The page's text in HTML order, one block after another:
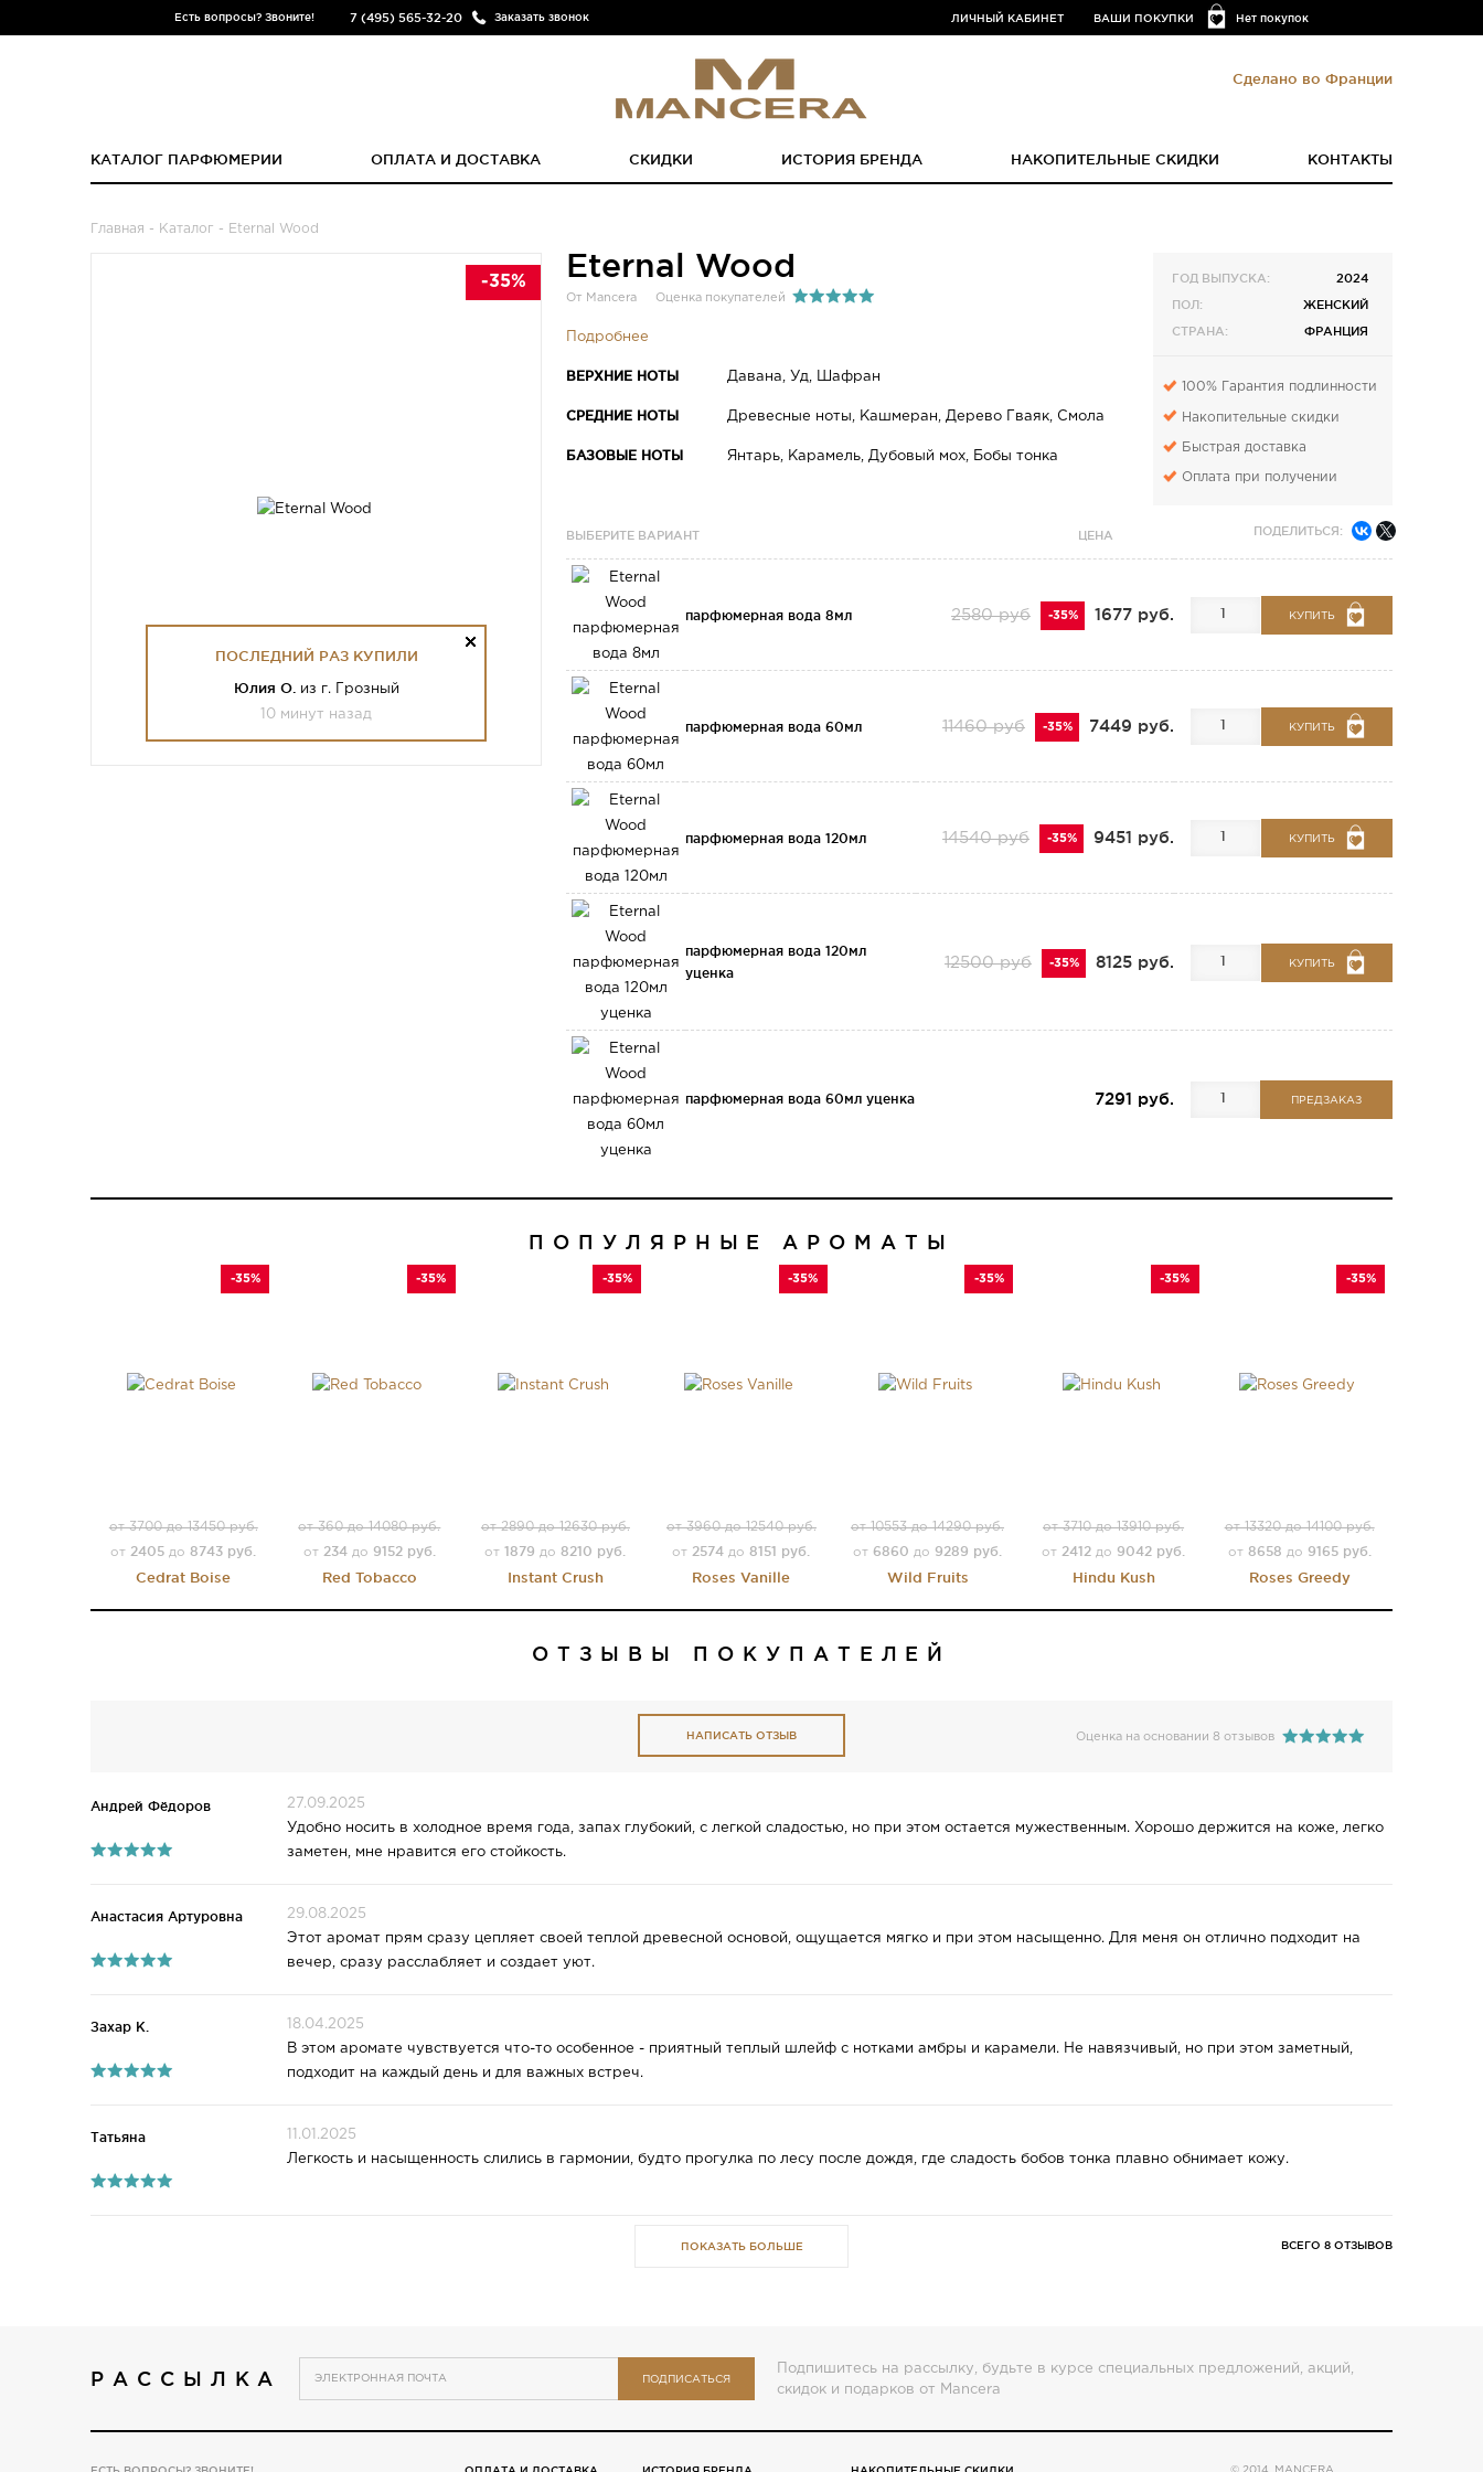
Есть вопросы? Звоните! 7 (495) 565-32-20 Заказать звонок Нет покупок
ЛИЧНЫЙ КАБИНЕТ ВАШИ ПОКУПКИ
Сделано во Франции
КАТАЛОГ ПАРФЮМЕРИИ ОПЛАТА И ДОСТАВКА СКИДКИ ИСТОРИЯ БРЕНДА НАКОПИТЕЛЬНЫЕ СКИДКИ КОНТАКТЫ
Главная - Каталог - Eternal Wood
-35%
ПОСЛЕДНИЙ РАЗ КУПИЛИ
Юлия О. из г. Грозный
10 минут назад
Eternal Wood
От Mancera Оценка покупателей
Подробнее
ВЕРХНИЕ НОТЫ Давана, Уд, Шафран
СРЕДНИЕ НОТЫ Древесные ноты, Кашмеран, Дерево Гваяк, Смола
БАЗОВЫЕ НОТЫ Янтарь, Карамель, Дубовый мох, Бобы тонка
ГОД ВЫПУСКА:
2024
ПОЛ:
ЖЕНСКИЙ
СТРАНА:
ФРАНЦИЯ
100% Гарантия подлинности
Накопительные скидки
Быстрая доставка
Оплата при получении
ВЫБЕРИТЕ ВАРИАНТ ЦЕНА ПОДЕЛИТЬСЯ:
парфюмерная вода 8мл 2580 руб -35% 1677 руб. КУПИТЬ
парфюмерная вода 60мл 11460 руб -35% 7449 руб. КУПИТЬ
парфюмерная вода 120мл 14540 руб -35% 9451 руб. КУПИТЬ
парфюмерная вода 120мл
уценка
12500 руб -35% 8125 руб. КУПИТЬ
парфюмерная вода 60мл уценка 7291 руб. ПРЕДЗАКАЗ
ПОПУЛЯРНЫЕ АРОМАТЫ
-35%
от 3700 до 13450 руб.
от 2405 до8743 руб.
Cedrat Boise
-35%
от 360 до 14080 руб.
от 234до 9152 руб.
Red Tobacco
-35%
от 2890 до 12630 руб.
от1879 до8210 руб.
Instant Crush
-35%
от 3960 до 12540 руб.
от 2574 до8151 руб.
Roses Vanille
-35%
от 10553 до 14290 руб.
от 6860 до 9289 руб.
Wild Fruits
-35%
от 3710 до 13910 руб.
от 2412 до 9042 руб.
Hindu Kush
-35%
от 13320 до 14100 руб.
от 8658 до 9165 руб.
Roses Greedy
ОТЗЫВЫ ПОКУПАТЕЛЕЙ
НАПИСАТЬ ОТЗЫВ Оценка на основании 8 отзывов
Андрей Фёдоров
27.09.2025
Удобно носить в холодное время года, запах глубокий, с легкой сладостью, но при этом остается мужественным. Хорошо держится на коже, легко
заметен, мне нравится его стойкость.
Анастасия Артуровна
29.08.2025
Этот аромат прям сразу цепляет своей теплой древесной основой, ощущается мягко и при этом насыщенно. Для меня он отлично подходит на
вечер, сразу расслабляет и создает уют.
Захар К.
18.04.2025
В этом аромате чувствуется что-то особенное - приятный теплый шлейф с нотками амбры и карамели. Не навязчивый, но при этом заметный,
подходит на каждый день и для важных встреч.
Татьяна
11.01.2025
Легкость и насыщенность слились в гармонии, будто прогулка по лесу после дождя, где сладость бобов тонка плавно обнимает кожу.
ВСЕГО 8 ОТЗЫВОВ
ПОКАЗАТЬ БОЛЬШЕ
РАССЫЛКА ПОДПИСАТЬСЯ
Подпишитесь на рассылку, будьте в курсе специальных предложений, акций,
скидок и подарков от Mancera